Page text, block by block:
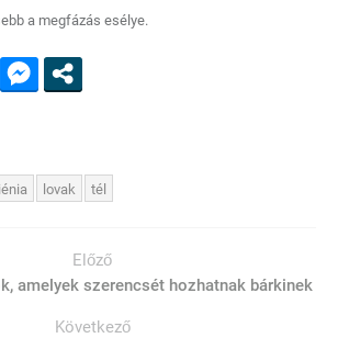
a megfázás esélye.
lovak tél
Előző
amelyek szerencsét hozhatnak bárkinek
Következő